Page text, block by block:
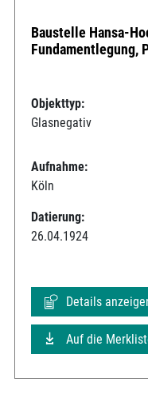
Baustelle Hansa-
Fundamentlegung,
Objekttyp:
Glasnegativ
Aufnahme:
Köln
Datierung:
26.04.1924
Details
Auf die